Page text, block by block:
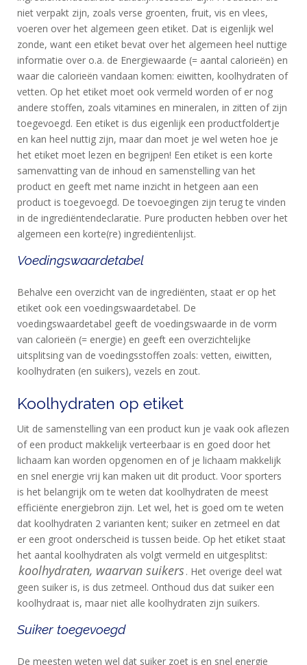
niet verpakt zijn, zoals verse groenten, fruit, vis en vlees,
voeren over het algemeen geen etiket. Dat is eigenlijk wel
zonde, want een etiket bevat over het algemeen heel nuttige
informatie over o.a. de Energiewaarde (= aantal calorieën) en
waar die calorieën vandaan komen: eiwitten, koolhydraten of
vetten. Op het etiket moet ook vermeld worden of er nog
andere stoffen, zoals vitamines en mineralen, in zitten of zijn
toegevoegd. Een etiket is dus eigenlijk een productfoldertje
en kan heel nuttig zijn, maar dan moet je wel weten hoe je
het etiket moet lezen en begrijpen! Een etiket is een korte
samenvatting van de inhoud en samenstelling van het
product en geeft met name inzicht in hetgeen aan een
product is toegevoegd. De toevoegingen zijn terug te vinden
in de ingrediëntendeclaratie. Pure producten hebben over het
algemeen een korte(re) ingrediëntenlijst.
Voedingswaardetabel
Behalve een overzicht van de ingrediënten, staat er op het
etiket ook een voedingswaardetabel. De
voedingswaardetabel geeft de voedingswaarde in de vorm
van calorieën (= energie) en geeft een overzichtelijke
uitsplitsing van de voedingsstoffen zoals: vetten, eiwitten,
koolhydraten (en suikers), vezels en zout.
Koolhydraten op etiket
Uit de samenstelling van een product kun je vaak ook aflezen
of een product makkelijk verteerbaar is en goed door het
lichaam kan worden opgenomen en of je lichaam makkelijk
en snel energie vrij kan maken uit dit product. Voor sporters
is het belangrijk om te weten dat koolhydraten de meest
efficiënte energiebron zijn. Let wel, het is goed om te weten
dat koolhydraten 2 varianten kent; suiker en zetmeel en dat
er een groot onderscheid is tussen beide. Op het etiket staat
het aantal koolhydraten als volgt vermeld en uitgesplitst:
koolhydraten, waarvan suikers . Het overige deel wat
geen suiker is, is dus zetmeel. Onthoud dus dat suiker een
koolhydraat is, maar niet alle koolhydraten zijn suikers.
Suiker toegevoegd
De meesten weten wel dat suiker zoet is en snel energie